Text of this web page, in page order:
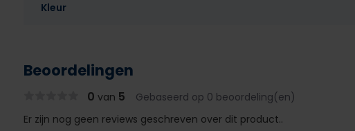
Kleur
Beoordelingen
0 van 5 Gebaseerd op 0 beoordeling(en)
Er zijn nog geen reviews geschreven over dit product..